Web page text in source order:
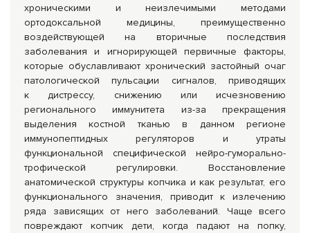
хроническими и неизлечимыми методами
ортодоксальной медицины, преимущественно
воздействующей на вторичные последствия
заболевания и игнорирующей первичные факторы,
которые обуславливают хронический застойный очаг
патологической пульсации сигналов, приводящих
к дистрессу, снижению или исчезновению
регионального иммунитета из-за прекращения
выделения костной тканью в данном регионе
иммунопептидных регуляторов и утраты
функциональной специфической нейро-гуморально-
трофической регулировки. Восстановление
анатомической структуры копчика и как результат, его
функционального значения, приводит к излечению
ряда зависящих от него заболеваний. Чаще всего
повреждают копчик дети, когда падают на попку,